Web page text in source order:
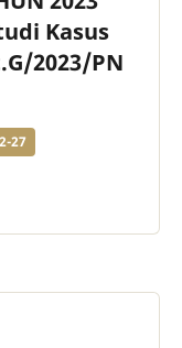
Kasus
2023/PN
27